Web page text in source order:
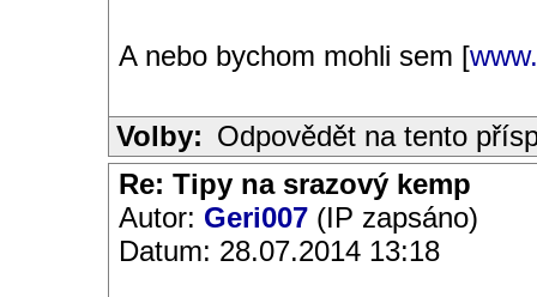
A nebo bychom mohli sem [
Volby: Odpovědět na tento
Re: Tipy na srazový kemp
Autor: Geri007 (IP zapsáno)
Datum: 28.07.2014 13:18